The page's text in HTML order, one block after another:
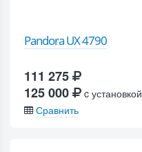
Pandora UX 4790
111 275
125 000
c установкой
Сравнить